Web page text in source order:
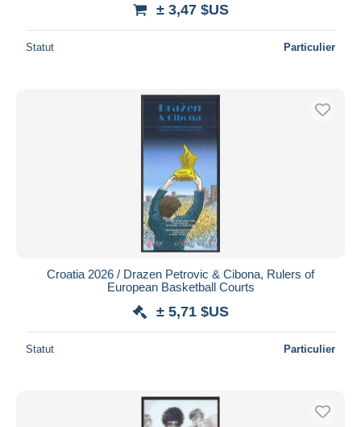
± 3,47 $US
Statut Particulier
Croatia 2026 / Drazen Petrovic & Cibona, Rulers of
European Basketball Courts
± 5,71 $US
Statut Particulier